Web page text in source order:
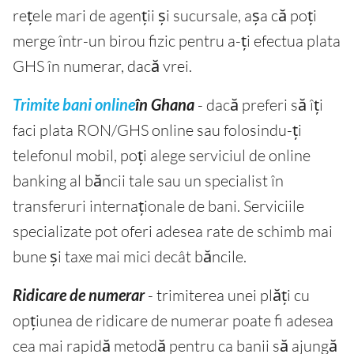
rețele mari de agenții și sucursale, așa că poți
merge într-un birou fizic pentru a-ți efectua plata
GHS în numerar, dacă vrei.
Trimite bani onlineîn Ghana - dacă preferi să îți
faci plata RON/GHS online sau folosindu-ți
telefonul mobil, poți alege serviciul de online
banking al băncii tale sau un specialist în
transferuri internaționale de bani. Serviciile
specializate pot oferi adesea rate de schimb mai
bune și taxe mai mici decât băncile.
Ridicare de numerar- trimiterea unei plăți cu
opțiunea de ridicare de numerar poate fi adesea
cea mai rapidă metodă pentru ca banii să ajungă